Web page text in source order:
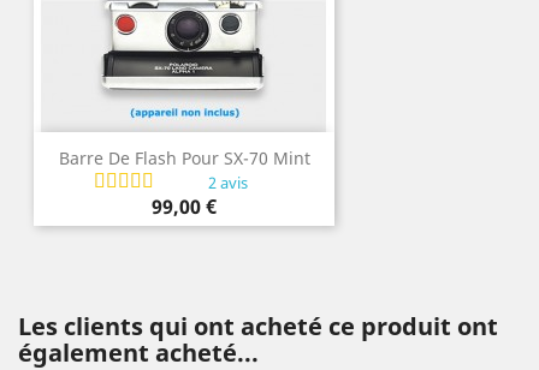
Barre De Flash Pour SX-70 Mint
2 avis
Prix
99,00 €
Les clients qui ont acheté ce produit ont
également acheté...